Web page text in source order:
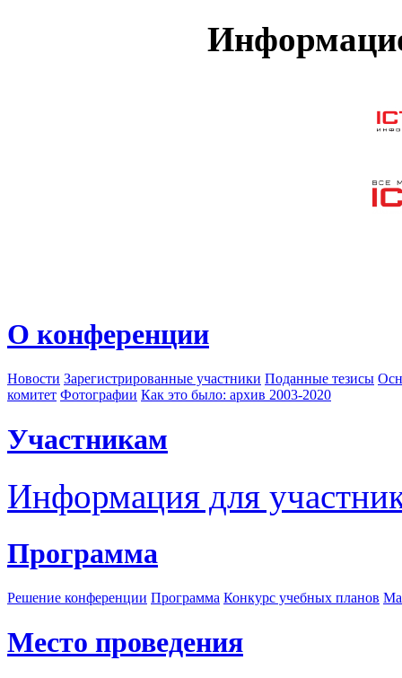
О конференции
Новости Зарегистрированные участники Поданные тезисы
комитет Фотографии Как это было: архив 2003-2020
Участникам
Информация для
Программа
Решение конференции Программа Конкурс учебных планов
Место проведения